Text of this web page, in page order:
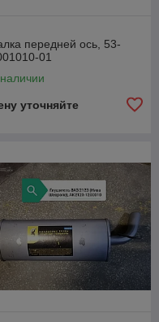
передней ось, 53-
01
уточняйте